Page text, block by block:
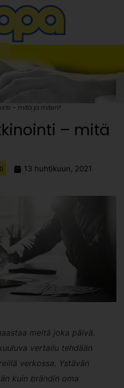
– mitä ja miten?
– mitä
13 huhtikuun, 2021
meitä joka päivä.
vertailu tehdään
verkossa. Ystävän
kuin brändin oma